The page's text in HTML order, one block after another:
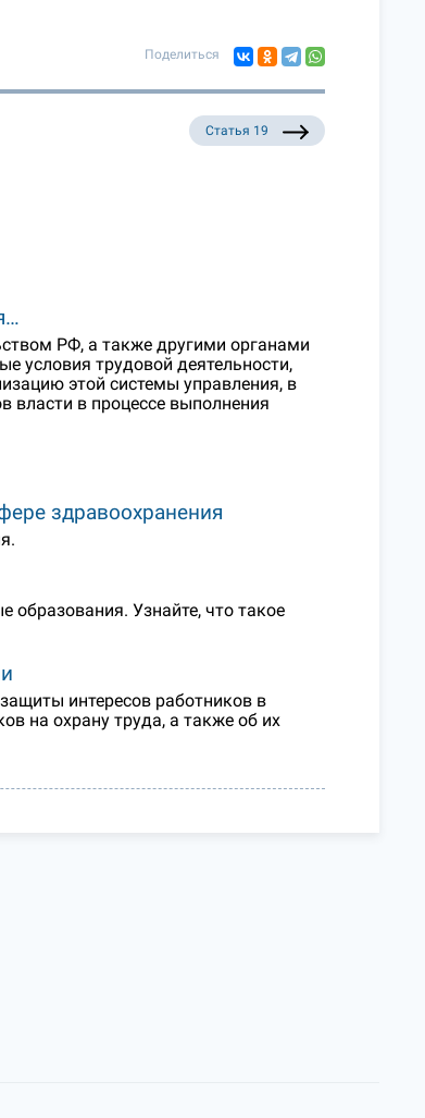
Поделиться
Статья 19
РФ, а также другими органами
условия трудовой деятельности,
этой системы управления, в
власти в процессе выполнения
здравоохранения
образования. Узнайте, что такое
интересов работников в
на охрану труда, а также об их